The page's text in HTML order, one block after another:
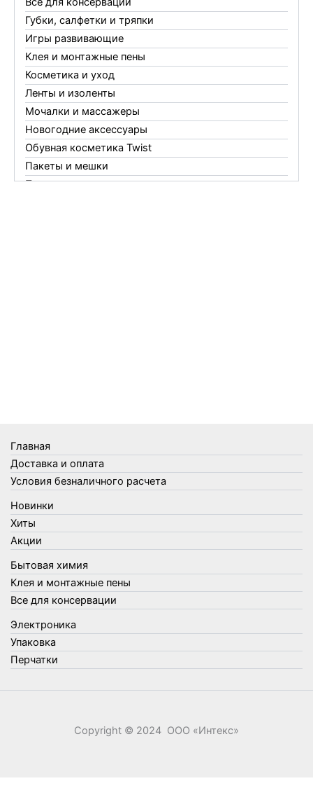
Губки, салфетки и тряпки
Игры развивающие
Клея и монтажные пены
Косметика и уход
Ленты и изоленты
Мочалки и массажеры
Новогодние аксессуары
Обувная косметика Twist
Пакеты и мешки
Перчатки
Товары для кухни
Товары для сада и огорода
Товары для туризма и отдыха
Упаковка
Утеплители и прочее
Фонари, лампы и удлинители
Хозяйственные товары
Швабры, стекломои, черенки и насадки
Шнуры, веревки и шпагаты
Электроника
Элементы питания
Главная
Доставка и оплата
Условия безналичного расчета
Новинки
Хиты
Акции
Бытовая химия
Клея и монтажные пены
Все для консервации
Электроника
Упаковка
Перчатки
Copyright © 2024 ООО «‎Интекс»‎